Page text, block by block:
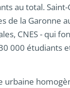
au total. Saint-
de la Garonne
CNES - qui
000 étudiants
urbaine